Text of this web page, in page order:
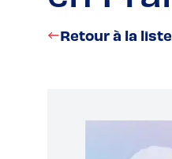
Retour à la liste